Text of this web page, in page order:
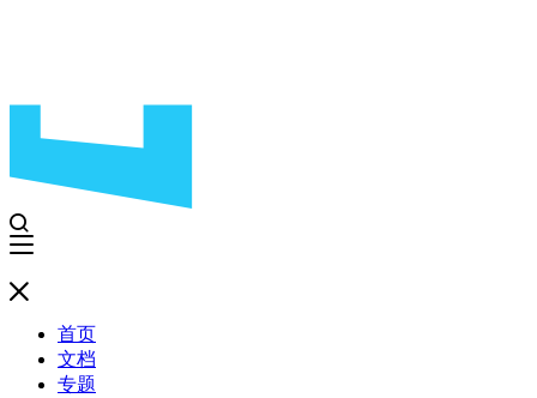
首页
文档
专题